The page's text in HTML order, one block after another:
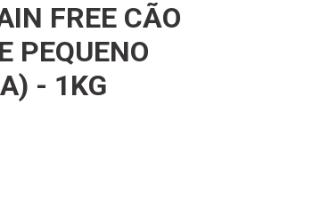
FREE CÃO
PEQUENO
- 1KG